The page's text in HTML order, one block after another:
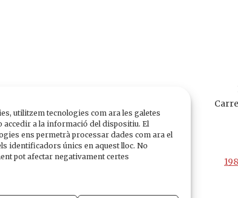
utilitzem tecnologies com ara les galetes
accedir a la informació del dispositiu. El
ens permetrà processar dades com ara el
identificadors únics en aquest lloc. No
pot afectar negativament certes